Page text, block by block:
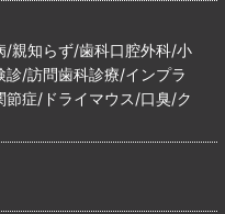
親知らず/歯科口腔外科/小
/訪問歯科診療/インプラ
症/ドライマウス/口臭/ク